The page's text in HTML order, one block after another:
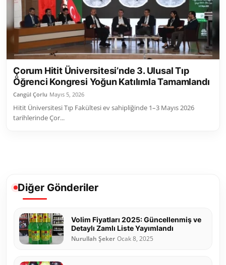
Sivil Toplum Kuruluşları
Kamu Kurumları ve Üst Kurullar
Resmi Reklamlar
Çorum Hitit Üniversitesi’nde 3. Ulusal Tıp
Öğrenci Kongresi Yoğun Katılımla Tamamlandı
Cangül Çorlu Mayıs 5, 2026
Hitit Üniversitesi Tıp Fakültesi ev sahipliğinde 1–3 Mayıs 2026
tarihlerinde Çor...
Diğer Gönderiler
Volim Fiyatları 2025: Güncellenmiş ve
Detaylı Zamlı Liste Yayımlandı
Nurullah Şeker Ocak 8, 2025